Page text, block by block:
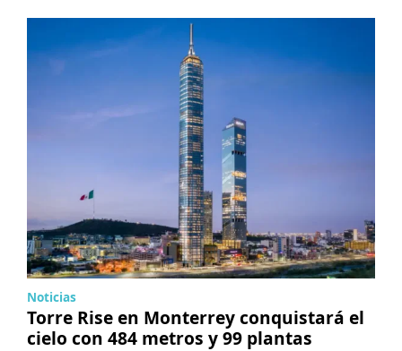
Noticias
Torre Rise en Monterrey conquistará el
cielo con 484 metros y 99 plantas